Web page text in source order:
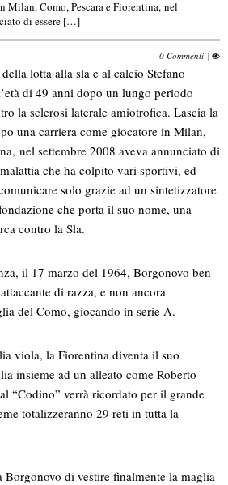
Milan, Como, Pescara e Fiorentina, nel
di essere […]
0 Commenti |
lotta alla sla e al calcio Stefano
di 49 anni dopo un lungo periodo
la sclerosi laterale amiotrofica. Lascia la
una carriera come giocatore in Milan,
nel settembre 2008 aveva annunciato di
che ha colpito vari sportivi, ed
solo grazie ad un sintetizzatore
che porta il suo nome, una
contro la Sla.
il 17 marzo del 1964, Borgonovo ben
di razza, e non ancora
del Como, giocando in serie A.
viola, la Fiorentina diventa il suo
insieme ad un alleato come Roberto
“Codino” verrà ricordato per il grande
totalizzeranno 29 reti in tutta la
Borgonovo di vestire finalmente la maglia